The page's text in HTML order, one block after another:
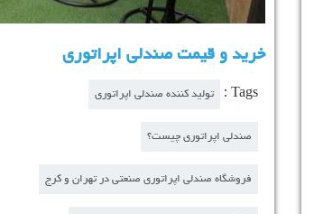
خرید و قیمت صندلی
Tags : تولید کننده صندلی اپراتوری
صندلی اپراتوری چیست؟
فروشگاه صندلی اپراتوری صنعتی در